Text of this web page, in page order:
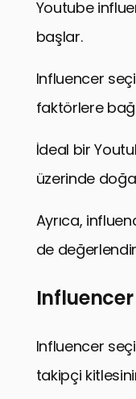
Youtube
başlar.
Influencer
faktörlere
İdeal bir
üzerinde
Ayrıca,
de
Influencer
takipçi